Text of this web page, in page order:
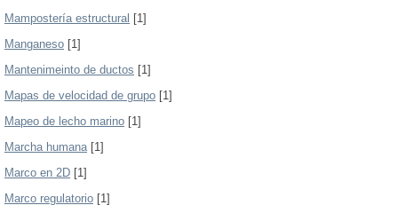
Mampostería estructural [1]
Manganeso [1]
Mantenimeinto de ductos [1]
Mapas de velocidad de grupo [1]
Mapeo de lecho marino [1]
Marcha humana[1]
Marco en 2D [1]
Marco regulatorio [1]